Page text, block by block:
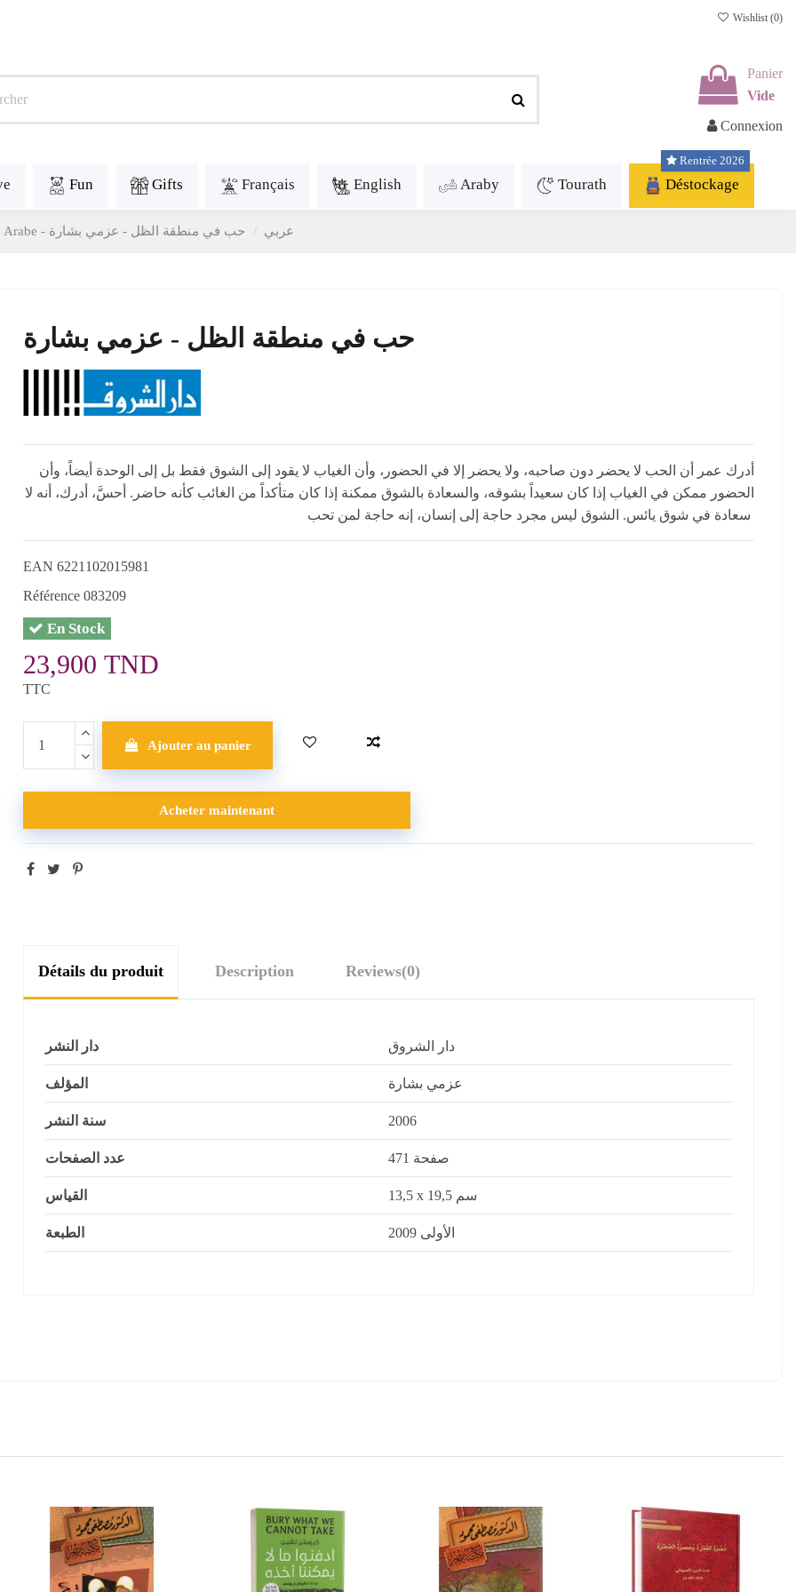
Wishlist (0)
Panier
Vide
Connexion
Fun Gifts Français English Araby Tourath Déstockage
Rentrée 2026
Arabe - عربي حب في منطقة الظل - عزمي بشارة
حب في منطقة الظل - عزمي بشارة
أدرك عمر أن الحب لا يحضر دون صاحبه، ولا يحضر إلا في الحضور، وأن الغياب لا يقود إلى الشوق فقط بل إلى الوحدة أيضاً، وأن
الحضور ممكن في الغياب إذا كان سعيداً بشوقه، والسعادة بالشوق ممكنة إذا كان متأكداً من الغائب كأنه حاضر. أحسَّ، أدرك، أنه لا
EAN 6221102015981
Référence 083209
En Stock
23,900 TND
TTC
Ajouter au panier
Acheter maintenant
Détails du produit Description Reviews(0)
دار النشر دار الشروق
المؤلف عزمي بشارة
سنة النشر 2006
عدد الصفحات 471 صفحة
القياس 13,5 x 19,5 سم
الطبعة الأولى 2009